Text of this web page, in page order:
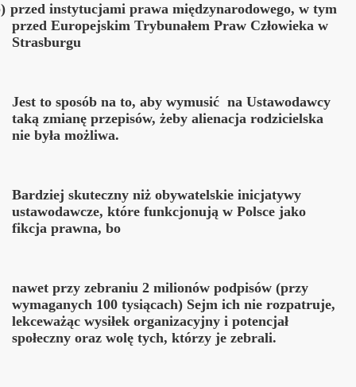
przed instytucjami prawa międzynarodowego, w tym
przed Europejskim Trybunałem Praw Człowieka w
Strasburgu
Jest to sposób na to, aby wymusić na Ustawodawcy
taką zmianę przepisów, żeby alienacja rodzicielska
nie była możliwa.
Bardziej skuteczny niż obywatelskie inicjatywy
ustawodawcze, które funkcjonują w Polsce jako
fikcja prawna, bo
nawet przy zebraniu 2 milionów podpisów (przy
wymaganych 100 tysiącach) Sejm ich nie rozpatruje,
lekceważąc wysiłek organizacyjny i potencjał
społeczny oraz wolę tych, którzy je zebrali.
Fundacji OPD K
alienacyjnych
i państwową
zespół specjalistów przy Fundacji OPD "K" OPP